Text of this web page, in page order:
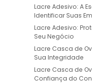
Lacre Adesivo: A
Identificar Suas
Lacre Adesivo:
Seu Negócio
Lacre Casca de
Sua Integridade
Lacre Casca de
Confiança do